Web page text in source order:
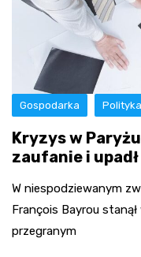
Gospodarka Polityka
Kryzys w
zaufanie i upadł
W niespodziewanym
François Bayrou
przegranym